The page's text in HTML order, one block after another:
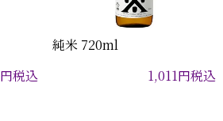
円税込
純米 720ml
1,011円税込